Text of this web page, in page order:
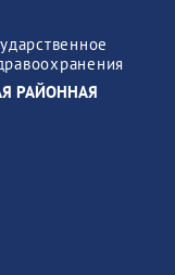
РАЙОННАЯ